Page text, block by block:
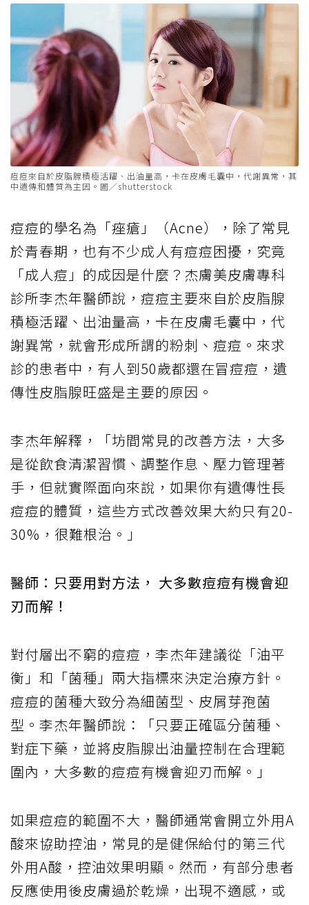
痘痘來自於皮脂腺積極活躍、出油量高，卡在皮膚毛囊中，代謝異常，其
中遺傳和體質為主因。圖／shutterstock
痘痘的學名為「痤瘡」（Acne），除了常見
於青春期，也有不少成人有痘痘困擾，究竟
「成人痘」的成因是什麼？杰膚美皮膚專科
診所李杰年醫師說，痘痘主要來自於皮脂腺
積極活躍、出油量高，卡在皮膚毛囊中，代
謝異常，就會形成所謂的粉刺、痘痘。來求
診的患者中，有人到50歲都還在冒痘痘，遺
傳性皮脂腺旺盛是主要的原因。
李杰年解釋，「坊間常見的改善方法，大多
是從飲食清潔習慣、調整作息、壓力管理著
手，但就實際面向來說，如果你有遺傳性長
痘痘的體質，這些方式改善效果大約只有20-
30%，很難根治。」
醫師：只要用對方法， 大多數痘痘有機會迎
刃而解！
對付層出不窮的痘痘，李杰年建議從「油平
衡」和「菌種」兩大指標來決定治療方針。
痘痘的菌種大致分為細菌型、皮屑芽孢菌
型。李杰年醫師說：「只要正確區分菌種、
對症下藥，並將皮脂腺出油量控制在合理範
圍內，大多數的痘痘有機會迎刃而解。」
如果痘痘的範圍不大，醫師通常會開立外用A
酸來協助控油，常見的是健保給付的第三代
外用A酸，控油效果明顯。然而，有部分患者
反應使用後皮膚過於乾燥，出現不適感，或